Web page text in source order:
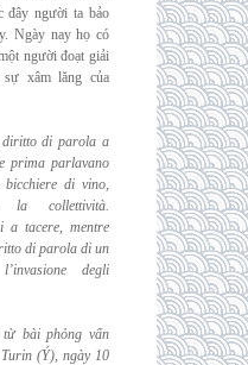
đây người ta bảo
Ngày nay họ có
người đoạt giải
xâm lăng của
diritto di parola a
prima parlavano
di vino,
la collettività.
a tacere, mentre
di parola di un
degli
bài phỏng vấn
(Ý), ngày 10